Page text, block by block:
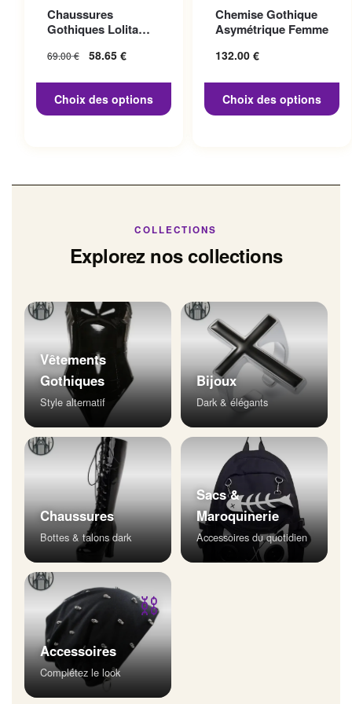
Chaussures
Gothiques Lolita
69.00€
Le prix initial
58.65 €
58.65 €.
Choix des options
variations. Les options
peuvent être choisies sur la
page du produit
Chemise Gothique
Asymétrique Femme
132.00 €
Choix des options
variations. Les options
peuvent être choisies sur la
page du produit
COLLECTIONS
Explorez nos collections
Vêtements
Gothiques
Style alternatif
Bijoux
Dark & élégants
Chaussures
Bottes & talons dark
Sacs &
Maroquinerie
Accessoires du quotidien
⛓
Accessoires
Complétez le look